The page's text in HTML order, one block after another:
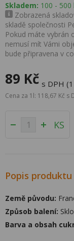
Skladem: 100 - 500
Zobrazená
skladě společnosti
Pokud máte vybrán
nemusí mít Vámi
bude připravena v
89 Kč s DPH
Cena za 1l: 118,67 Kč s
KS
Popis produktu
Země původu:
Způsob balení:
Barva a obsah